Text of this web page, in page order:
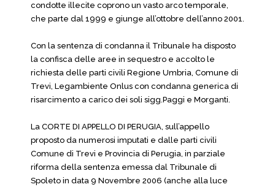
condotte illecite coprono un vasto arco temporale,
che parte dal 1999 e giunge all’ottobre dell’anno 2001.
Con la sentenza di condanna il Tribunale ha disposto
la confisca delle aree in sequestro e accolto le
richiesta delle parti civili Regione Umbria, Comune di
Trevi, Legambiente Onlus con condanna generica di
risarcimento a carico dei soli sigg.Paggi e Morganti.
La CORTE DI APPELLO DI PERUGIA, sull’appello
proposto da numerosi imputati e dalle parti civili
Comune di Trevi e Provincia di Perugia, in parziale
riforma della sentenza emessa dal Tribunale di
Spoleto in data 9 Novembre 2006 (anche alla luce